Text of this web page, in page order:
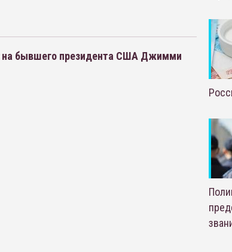
на бывшего президента США Джимми